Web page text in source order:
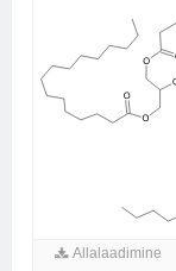
Allalaadimine